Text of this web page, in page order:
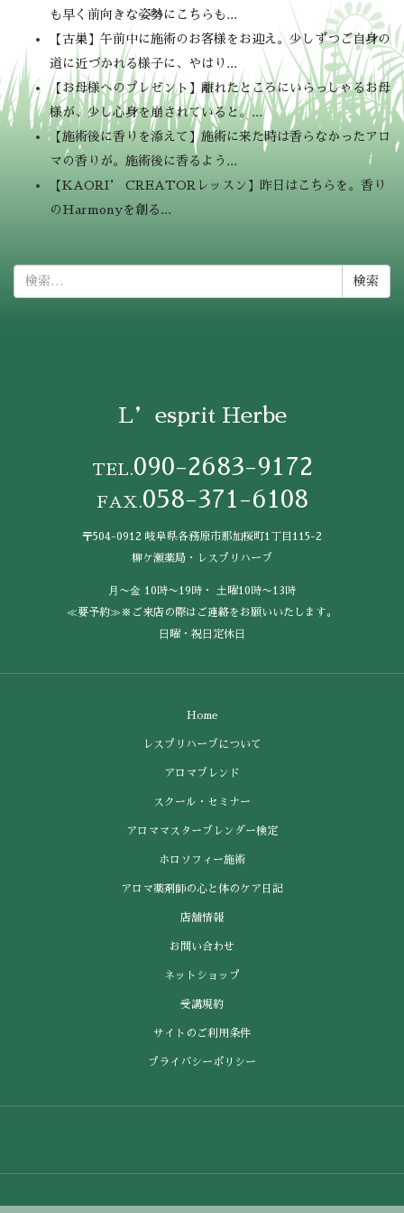
も早く前向きな姿勢にこちらも...
【古巣】午前中に施術のお客様をお迎え。少しずつご自身の
道に近づかれる様子に、やはり...
【お母様へのプレゼント】離れたところにいらっしゃるお母
様が、少し心身を崩されていると。...
【施術後に香りを添えて】施術に来た時は香らなかったアロ
マの香りが。施術後に香るよう...
【KAORI’ CREATORレッスン】昨日はこちらを。香り
のHarmonyを創る...
索:
L’esprit Herbe
TEL.090-2683-9172
FAX.058-371-6108
〒504-0912 岐阜県各務原市那加桜町1丁目115-2
柳ケ瀬薬局・レスプリハーブ
⽉〜⾦ 10時〜19時・ ⼟曜10時〜13時
≪要予約≫※ご来店の際はご連絡をお願いいたします。
⽇曜・祝⽇定休⽇
Home
レスプリハーブについて
アロマブレンド
スクール・セミナー
アロママスターブレンダー検定
ホロソフィー施術
アロマ薬剤師の心と体のケア日記
店舗情報
お問い合わせ
ネットショップ
受講規約
サイトのご利用条件
プライバシーポリシー